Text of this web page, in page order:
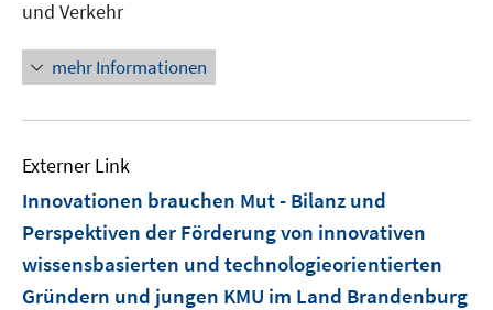
und Verkehr
mehr Informationen
Externer Link
Innovationen brauchen Mut - Bilanz und
Perspektiven der Förderung von innovativen
wissensbasierten und technologieorientierten
Gründern und jungen KMU im Land Brandenburg